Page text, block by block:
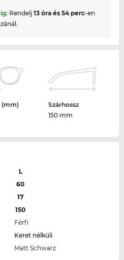
Rendelj13 óra és 54 perc-en
(mm)
Szárhossz
150 mm
L
60
17
150
Férfi
Keret nélküli
Matt Schwarz